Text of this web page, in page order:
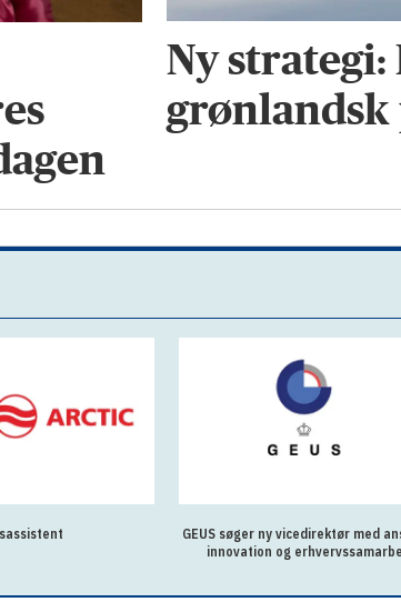
Ny strategi:
GEUS søger ny vicedirektør med
innovation og